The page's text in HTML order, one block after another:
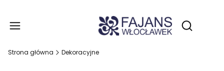
Otwórz
Strona główna Dekoracyjne